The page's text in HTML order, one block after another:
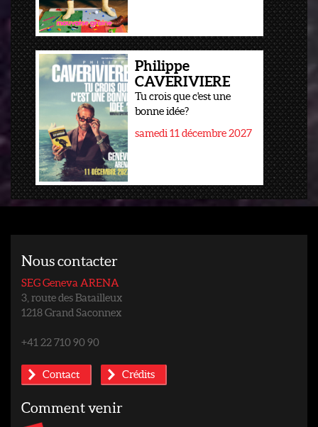
Philippe
CAVERIVIERE
Tu crois que c'est une
bonne idée?
samedi 11 décembre 2027
Nous contacter
SEG Geneva ARENA
3, route des Batailleux
1218 Grand Saconnex
+41 22 710 90 90
Contact Crédits
Comment venir